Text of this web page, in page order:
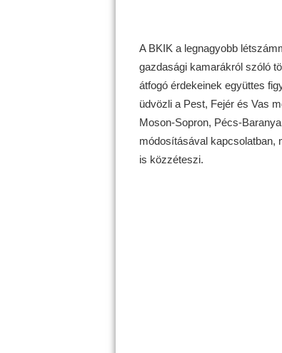
A BKIK a legnagyobb
gazdasági kamarákról szóló
átfogó érdekeinek együttes
üdvözli a Pest, Fejér és Vas
Moson-Sopron, Pécs-
módosításával kapcsolatban,
is közzéteszi.